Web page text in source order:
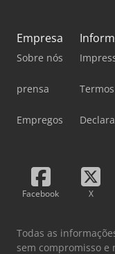
Empresa
Sobre nós
prensa
Empregos
Facebook X
Todas as
sem compromisso e